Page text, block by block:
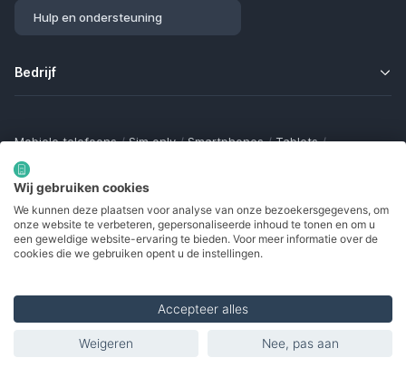
Hulp en ondersteuning
Bedrijf
Mobiele telefoons / Sim only / Smartphones / Tablets /
Smartwatches
Bluetooth trackers / Opladers
Samsung Galaxy
Gamingtelefoons / Foldables / Robuuste telefoons /
Seniorentelefoons / Waterdichte telefoons / Refurbished
© 2002 - 2026. Alle rechten voorbehouden
Wij gebruiken cookies
We kunnen deze plaatsen voor analyse van onze bezoekersgegevens, om
onze website te verbeteren, gepersonaliseerde inhoud te tonen en om u
een geweldige website-ervaring te bieden. Voor meer informatie over de
cookies die we gebruiken opent u de instellingen.
Accepteer alles
Weigeren Nee, pas aan